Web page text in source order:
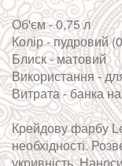
Об'єм - 0,75 л
Колір - пудровий
Блиск - матовий
Використання -
Витрата - банка
Крейдову фарбу
необхідності.